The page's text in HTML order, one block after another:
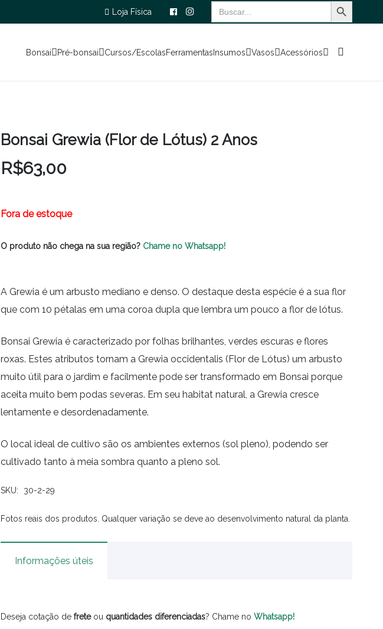
Loja Física
Search
for:
Bonsai Pré-bonsai Cursos/EscolasFerramentasInsumos Vasos Acessórios
Bonsai Grewia (Flor de Lótus) 2 Anos
R$63,00
Fora de estoque
O produto não chega na sua região? Chame no Whatsapp!
A Grewia é um arbusto mediano e denso. O destaque desta espécie é a sua flor
que com 10 pétalas em uma coroa dupla que lembra um pouco a flor de lótus.
Bonsai Grewia é caracterizado por folhas brilhantes, verdes escuras e flores
roxas. Estes atributos tornam a Grewia occidentalis (Flor de Lótus) um arbusto
muito útil para o jardim e facilmente pode ser transformado em Bonsai porque
aceita muito bem podas severas. Em seu habitat natural, a Grewia cresce
lentamente e desordenadamente.
O local ideal de cultivo são os ambientes externos (sol pleno), podendo ser
cultivado tanto à meia sombra quanto a pleno sol.
SKU: 30-2-29
Fotos reais dos produtos. Qualquer variação se deve ao desenvolvimento natural da planta.
Informações úteis
Deseja cotação de freteou quantidades diferenciadas? Chame no Whatsapp!